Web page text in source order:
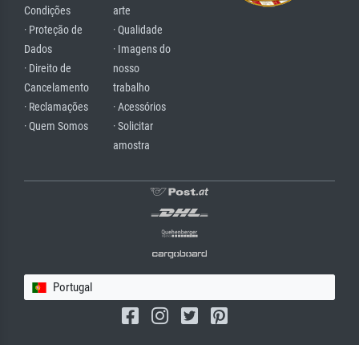
Condições
· Proteção de
Dados
· Direito de
Cancelamento
· Reclamações
· Quem Somos
arte
· Qualidade
· Imagens do
nosso
trabalho
· Acessórios
· Solicitar
amostra
Portugal